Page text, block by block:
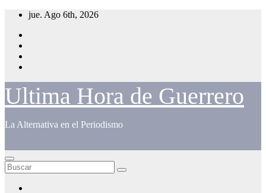
Saltar
contenido
jue. Ago 6th, 2026
Ultima Hora de Guerrero
La Alternativa en el Periodismo